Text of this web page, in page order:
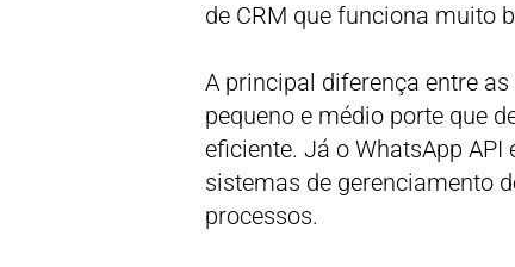
de CRM que funciona muito
A principal diferença entre
pequeno e médio porte que
eficiente. Já o WhatsApp
sistemas de gerenciamento
processos.